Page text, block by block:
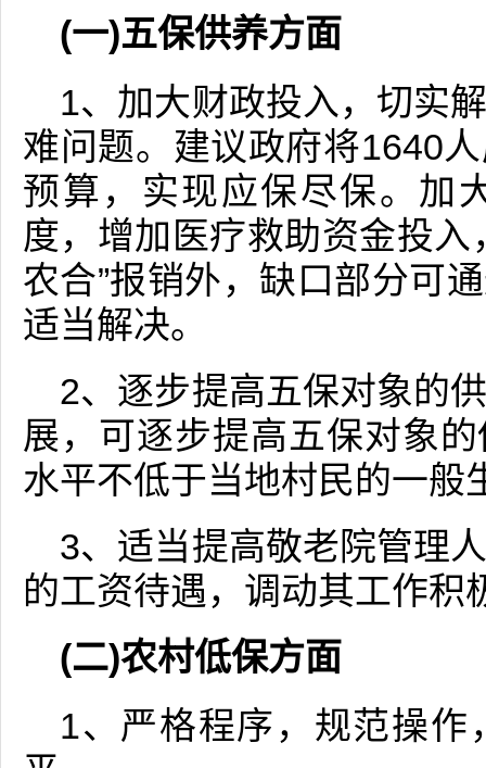
(一)五保供养方面
1、加大财政投入，切实
难问题。建议政府将1640
预算，实现应保尽保。加
度，增加医疗救助资金投
农合”报销外，缺口部分可
适当解决。
2、逐步提高五保对象的
展，可逐步提高五保对象
水平不低于当地村民的一般
3、适当提高敬老院管理
的工资待遇，调动其工作积
(二)农村低保方面
1、严格程序，规范操